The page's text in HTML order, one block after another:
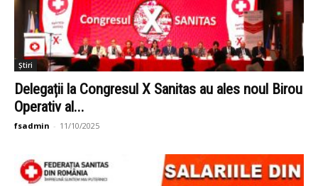
Știri
Delegații la Congresul X Sanitas au ales noul Birou
Operativ al...
fsadmin - 11/10/2025